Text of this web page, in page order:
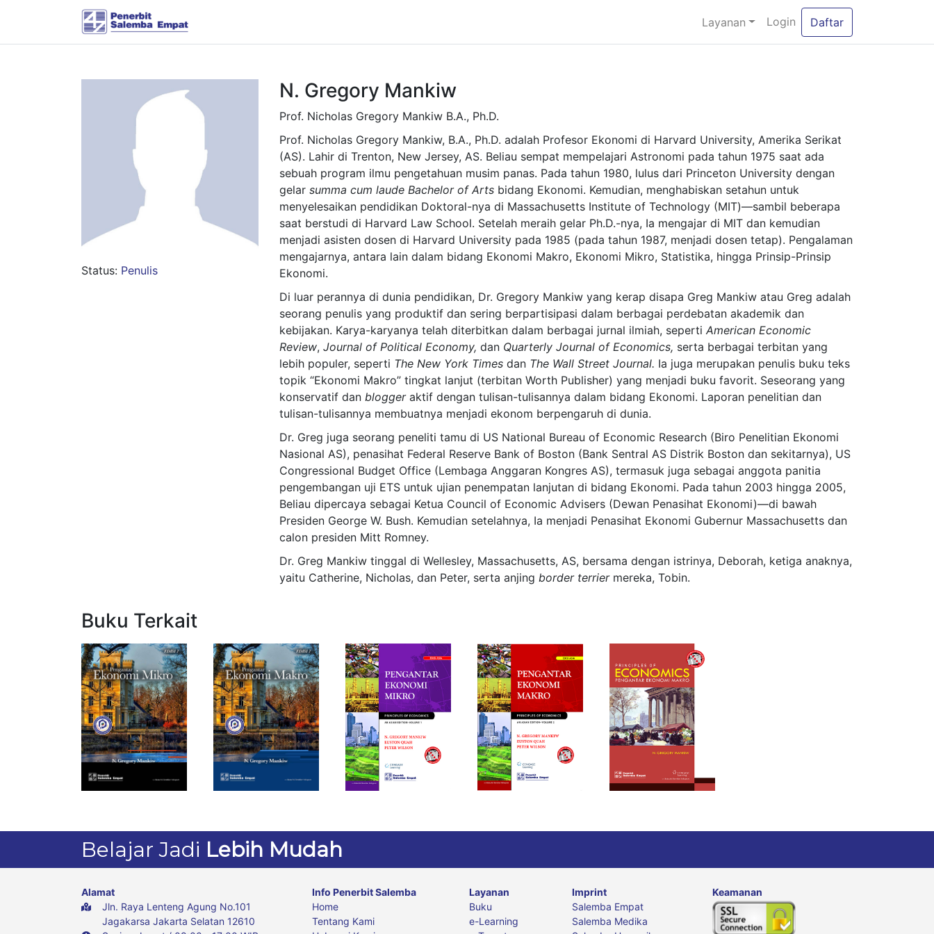
Layanan Login Daftar
Status: Penulis
N. Gregory Mankiw
Prof. Nicholas Gregory Mankiw B.A., Ph.D.
Prof. Nicholas Gregory Mankiw, B.A., Ph.D. adalah Profesor Ekonomi di Harvard University, Amerika Serikat
(AS). Lahir di Trenton, New Jersey, AS. Beliau sempat mempelajari Astronomi pada tahun 1975 saat ada
sebuah program ilmu pengetahuan musim panas. Pada tahun 1980, lulus dari Princeton University dengan
gelar summa cum laude Bachelor of Arts bidang Ekonomi. Kemudian, menghabiskan setahun untuk
menyelesaikan pendidikan Doktoral-nya di Massachusetts Institute of Technology (MIT)—sambil beberapa
saat berstudi di Harvard Law School. Setelah meraih gelar Ph.D.-nya, Ia mengajar di MIT dan kemudian
menjadi asisten dosen di Harvard University pada 1985 (pada tahun 1987, menjadi dosen tetap). Pengalaman
mengajarnya, antara lain dalam bidang Ekonomi Makro, Ekonomi Mikro, Statistika, hingga Prinsip-Prinsip
Ekonomi.
Di luar perannya di dunia pendidikan, Dr. Gregory Mankiw yang kerap disapa Greg Mankiw atau Greg adalah
seorang penulis yang produktif dan sering berpartisipasi dalam berbagai perdebatan akademik dan
kebijakan. Karya-karyanya telah diterbitkan dalam berbagai jurnal ilmiah, seperti American Economic
Review, Journal of Political Economy, dan Quarterly Journal of Economics, serta berbagai terbitan yang
lebih populer, seperti The New York Times dan The Wall Street Journal. Ia juga merupakan penulis buku teks
topik “Ekonomi Makro” tingkat lanjut (terbitan Worth Publisher) yang menjadi buku favorit. Seseorang yang
konservatif dan bloggeraktif dengan tulisan-tulisannya dalam bidang Ekonomi. Laporan penelitian dan
tulisan-tulisannya membuatnya menjadi ekonom berpengaruh di dunia.
Dr. Greg juga seorang peneliti tamu di US National Bureau of Economic Research (Biro Penelitian Ekonomi
Nasional AS), penasihat Federal Reserve Bank of Boston (Bank Sentral AS Distrik Boston dan sekitarnya), US
Congressional Budget Office (Lembaga Anggaran Kongres AS), termasuk juga sebagai anggota panitia
pengembangan uji ETS untuk ujian penempatan lanjutan di bidang Ekonomi. Pada tahun 2003 hingga 2005,
Beliau dipercaya sebagai Ketua Council of Economic Advisers (Dewan Penasihat Ekonomi)—di bawah
Presiden George W. Bush. Kemudian setelahnya, Ia menjadi Penasihat Ekonomi Gubernur Massachusetts dan
calon presiden Mitt Romney.
Dr. Greg Mankiw tinggal di Wellesley, Massachusetts, AS, bersama dengan istrinya, Deborah, ketiga anaknya,
yaitu Catherine, Nicholas, dan Peter, serta anjing border terrier mereka, Tobin.
Buku Terkait
Belajar Jadi Lebih Mudah
Alamat
Jln. Raya Lenteng Agung No.101
Jagakarsa Jakarta Selatan 12610
Info Penerbit Salemba
Home
Tentang Kami
Layanan
Buku
e-Learning
Imprint
Salemba Empat
Salemba Medika
Keamanan